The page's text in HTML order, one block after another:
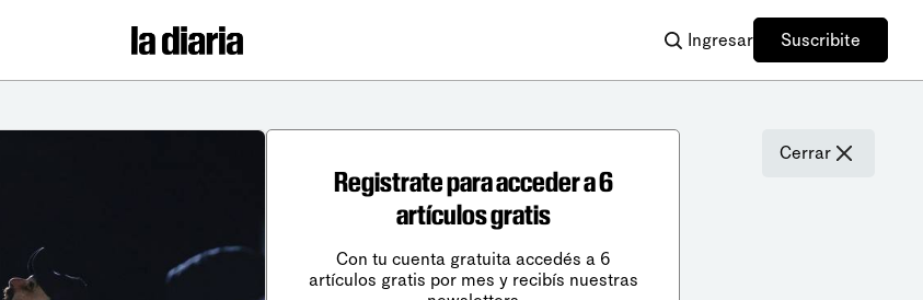
Ingresar Suscribite
Cerrar
Registrate para acceder a 6
artículos gratis
Con tu cuenta gratuita accedés a 6
artículos gratis por mes y recibís nuestras